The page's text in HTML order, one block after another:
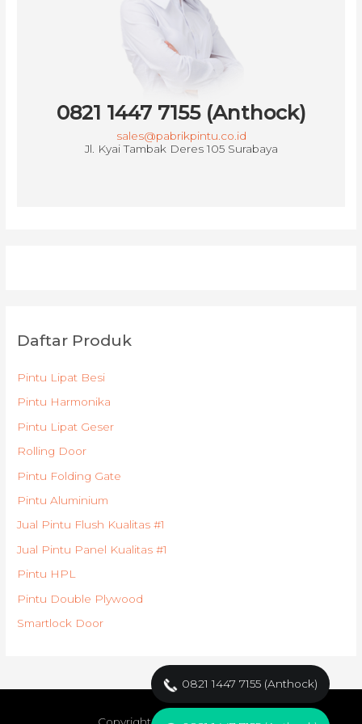
0821 1447 7155 (Anthock)
sales@pabrikpintu.co.id
Jl. Kyai Tambak Deres 105 Surabaya
0821 1447 7155 (Anthock)
Daftar Produk
Pintu Lipat Besi
Pintu Harmonika
Pintu Lipat Geser
Rolling Door
Pintu Folding Gate
Pintu Aluminium
Jual Pintu Flush Kualitas #1
Jual Pintu Panel Kualitas #1
Pintu HPL
Pintu Double Plywood
Smartlock Door
Copyright © 2021 Pabrik Pintu